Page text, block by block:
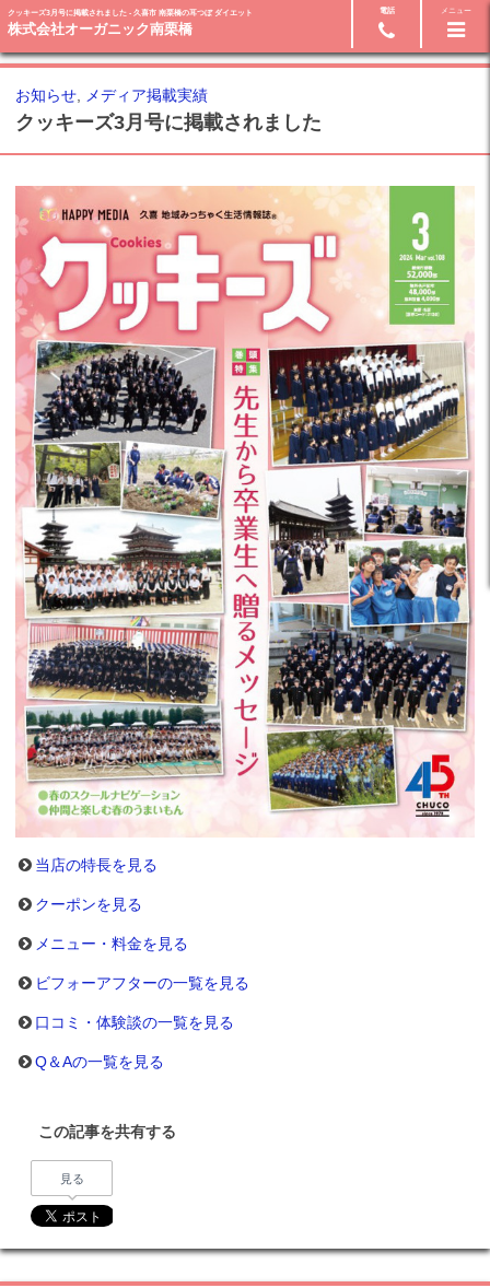
クッキーズ3月号に掲載されました - 久喜市 南栗橋の耳つぼ ダイエット
株式会社オーガニック南栗橋
電話 メニュー
お知らせ メディア掲載実績
クッキーズ3月号に掲載されました
当店の特長を見る
クーポンを見る
メニュー・料金を見る
ビフォーアフターの一覧を見る
口コミ・体験談の一覧を見る
Q＆Aの一覧を見る
この記事を共有する
見る
24時間ネット予約 090-9319-8723